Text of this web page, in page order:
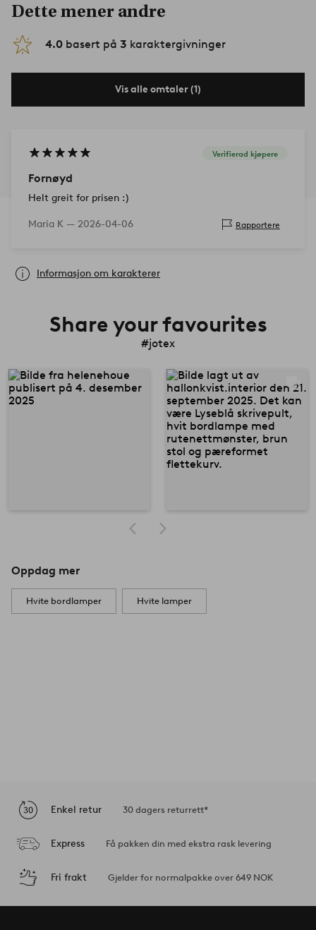
Dette mener andre
4.0 basert på 3 karaktergivninger
Vis alle omtaler (1)
Verifierad kjøpere
Fornøyd
Helt greit for prisen :)
Maria K — 2026-04-06 Rapportere
Informasjon om karakterer
Share your favourites
#jotex
Oppdag mer
Hvite bordlamper Hvite lamper
Enkel retur 30 dagers returrett*
Express Få pakken din med ekstra rask levering
Fri frakt Gjelder for normalpakke over 649 NOK